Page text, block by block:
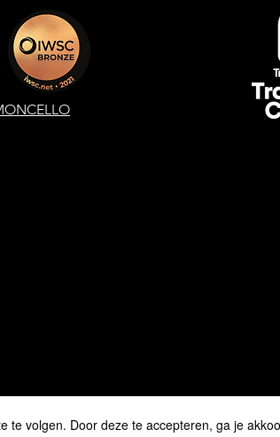
volgen. Door deze te accepteren, ga je